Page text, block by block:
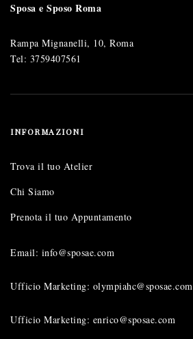
Sposa e Sposo Roma
Rampa Mignanelli, 10, Roma
Tel: 3759407561
INFORMAZIONI
Trova il tuo Atelier
Chi Siamo
Prenota il tuo Appuntamento
Email: info@sposae.com
Ufficio Marketing: olympiahc@sposae.com
Ufficio Marketing: enrico@sposae.com